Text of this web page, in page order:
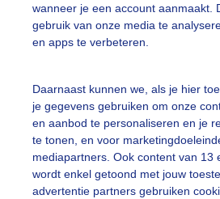
wanneer je een account aanmaakt.
gebruik van onze media te
en apps te verbeteren.
Daarnaast kunnen we, als je hier
je gegevens gebruiken om onze
en aanbod te personaliseren en je
te tonen, en voor
mediapartners. Ook content van 13
wordt enkel getoond met jouw
advertentie partners gebruiken
vooral zon
Peter van der Schoot Gemaakt: 09-
Wolken